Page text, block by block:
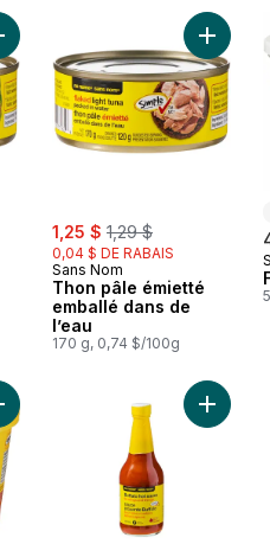
extra-gros au panier
Thon pâle en morceaux
sale:
1,25 $ , formerly:
1,29 $
0,04 $ DE RABAIS
Sans Nom
Thon pâle émietté
emballé dans de
l’eau
170 g, 0,74 $/100g
Ajouter
Lait glacé à la vanille auAjouter